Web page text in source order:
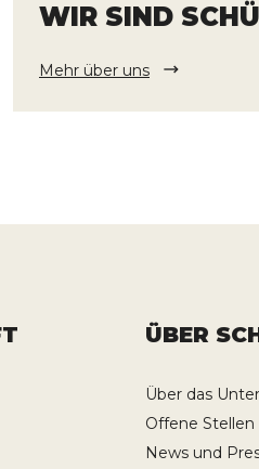
WIR SIND
Mehr über uns
ÜBER
Über das
Offene Stellen
News und